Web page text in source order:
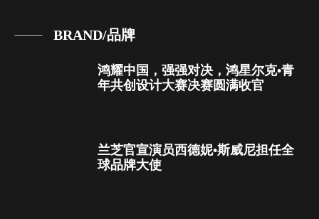
BRAND/品牌
鸿耀中国，强强对决，鸿星尔克•青
年共创设计大赛决赛圆满收官
兰芝官宣演员西德妮•斯威尼担任全
球品牌大使